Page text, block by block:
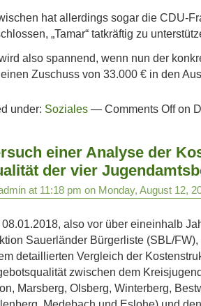
hat allerdings sogar die CDU-
„Tamar“ tatkräftig zu
also spannend, wenn nun der
Zuschuss von 33.000 € in den
under: Soziales — Comments Offon
einer Analyse der
der vier
at 11:18 pm on Monday, August 12,
08.01.2018, also vor über eineinhalb
Sauerländer Bürgerliste (SBL/
detaillierten Vergleich der
zwischen dem
Marsberg, Olsberg, Winterberg,